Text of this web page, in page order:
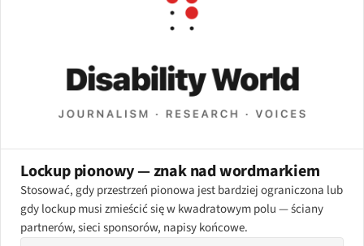
Lockup pionowy — znak nad wordmarkiem
Stosować, gdy przestrzeń pionowa jest bardziej ograniczona lub
gdy lockup musi zmieścić się w kwadratowym polu — ściany
partnerów, sieci sponsorów, napisy końcowe.